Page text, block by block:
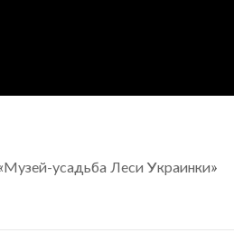
усадьба Леси Украинки»